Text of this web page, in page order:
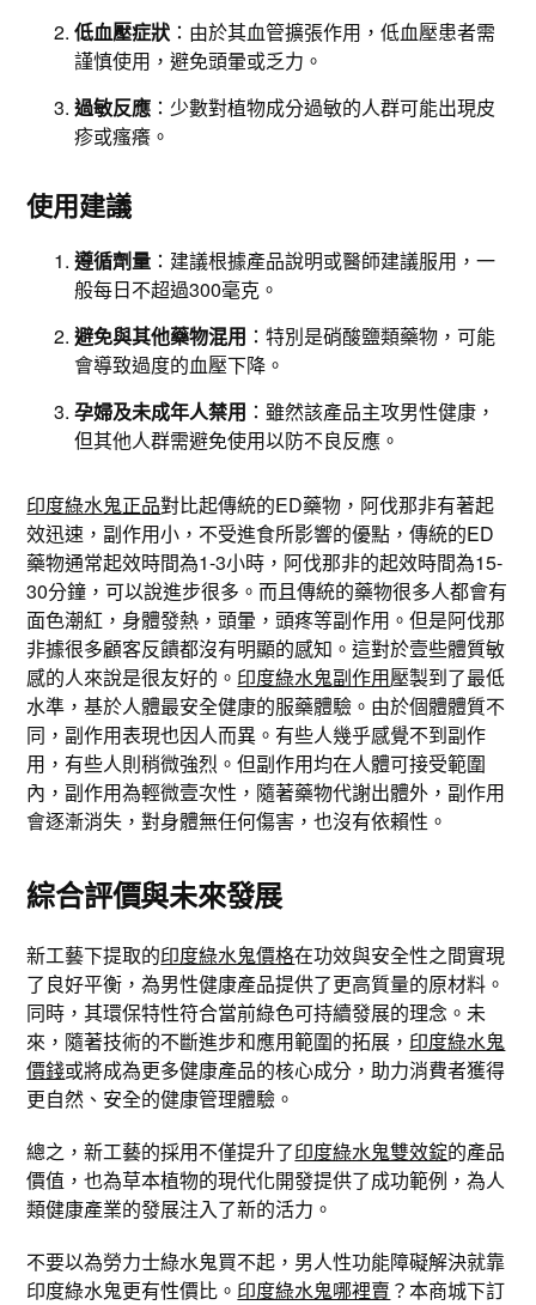
低血壓症狀 ：由於其血管擴張作用，低血壓患者需
謹慎使用，避免頭暈或乏力。
過敏反應 ：少數對植物成分過敏的人群可能出現皮
疹或瘙癢。
使用建議
遵循劑量 ：建議根據產品說明或醫師建議服用，一
般每日不超過300毫克。
避免與其他藥物混用 ：特別是硝酸鹽類藥物，可能
會導致過度的血壓下降。
孕婦及未成年人禁用 ：雖然該產品主攻男性健康，
但其他人群需避免使用以防不良反應。
印度綠水鬼正品對比起傳統的ED藥物，阿伐那非有著起
效迅速，副作用小，不受進食所影響的優點，傳統的ED
藥物通常起效時間為1-3小時，阿伐那非的起效時間為15-
30分鐘，可以說進步很多。而且傳統的藥物很多人都會有
面色潮紅，身體發熱，頭暈，頭疼等副作用。但是阿伐那
非據很多顧客反饋都沒有明顯的感知。這對於壹些體質敏
感的人來說是很友好的。 印度綠水鬼副作用壓製到了最低
水準，基於人體最安全健康的服藥體驗。由於個體體質不
同，副作用表現也因人而異。有些人幾乎感覺不到副作
用，有些人則稍微強烈。但副作用均在人體可接受範圍
內，副作用為輕微壹次性，隨著藥物代謝出體外，副作用
會逐漸消失，對身體無任何傷害，也沒有依賴性。
綜合評價與未來發展
新工藝下提取的印度綠水鬼價格在功效與安全性之間實現
了良好平衡，為男性健康產品提供了更高質量的原材料。
同時，其環保特性符合當前綠色可持續發展的理念。未
來，隨著技術的不斷進步和應用範圍的拓展， 印度綠水鬼
價錢或將成為更多健康產品的核心成分，助力消費者獲得
更自然、安全的健康管理體驗。
總之，新工藝的採用不僅提升了印度綠水鬼雙效錠的產品
價值，也為草本植物的現代化開發提供了成功範例，為人
類健康產業的發展注入了新的活力。
不要以為勞力士綠水鬼買不起，男人性功能障礙解決就靠
印度綠水鬼更有性價比。 印度綠水鬼哪裡賣 ？本商城下訂